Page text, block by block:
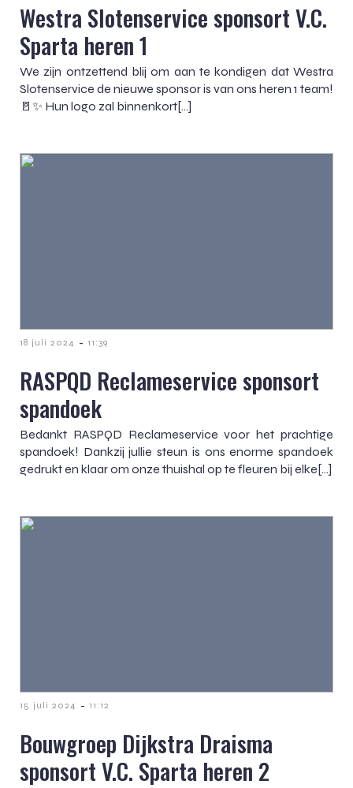
Westra Slotenservice sponsort V.C.
Sparta heren 1
We zijn ontzettend blij om aan te kondigen dat Westra
Slotenservice de nieuwe sponsor is van ons heren 1 team!
🚪✨ Hun logo zal binnenkort[…]
18 juli 2024 - 11:39
RASPQD Reclameservice sponsort
spandoek
Bedankt RASPQD Reclameservice voor het prachtige
spandoek! Dankzij jullie steun is ons enorme spandoek
gedrukt en klaar om onze thuishal op te fleuren bij elke[…]
15 juli 2024 - 11:12
Bouwgroep Dijkstra Draisma
sponsort V.C. Sparta heren 2